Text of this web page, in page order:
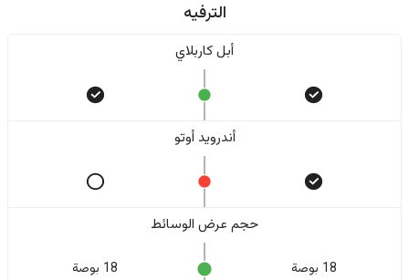
الترفيه
أبل كاربلاي
أندرويد أوتو
حجم عرض الوسائط
18 بوصة 18 بوصة